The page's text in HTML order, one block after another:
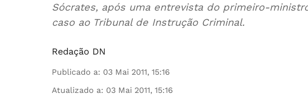
Sócrates, após uma entrevista do primeiro-
caso ao Tribunal de Instrução Criminal.
Redação DN
Publicado a: 03 Mai 2011, 15:16
Atualizado a: 03 Mai 2011, 15:16